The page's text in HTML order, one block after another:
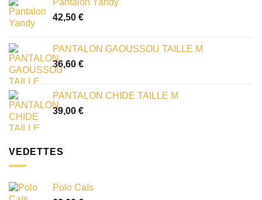
42,50 €
PANTALON GAOUSSOU TAILLE M
36,60 €
PANTALON CHIDE TAILLE M
39,00 €
VEDETTES
Polo Caïs